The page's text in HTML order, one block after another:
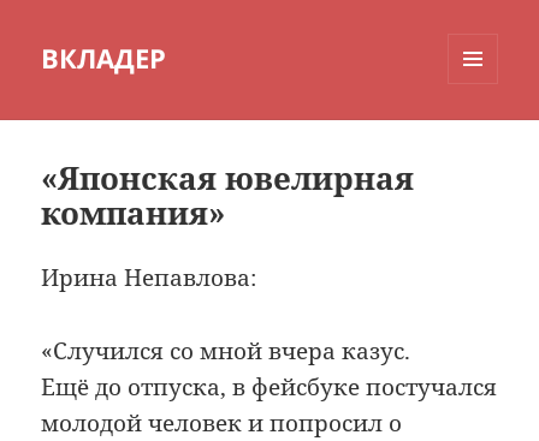
ВКЛАДЕР
«Японская ювелирная
компания»
Ирина Непавлова:
«Случился со мной вчера казус.
Ещё до отпуска, в фейсбуке постучался
молодой человек и попросил о